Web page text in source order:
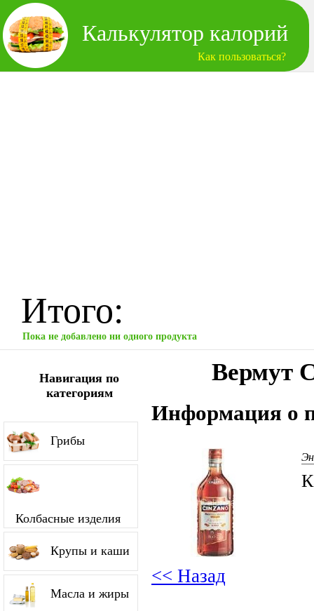
Калькулятор калорий
Как пользоваться?
Итого:
Пока не добавлено ни одного продукта
Навигация по
категориям
Грибы
Колбасные изделия
Крупы и каши
Масла и жиры
Вермут
Информация о
<< Назад